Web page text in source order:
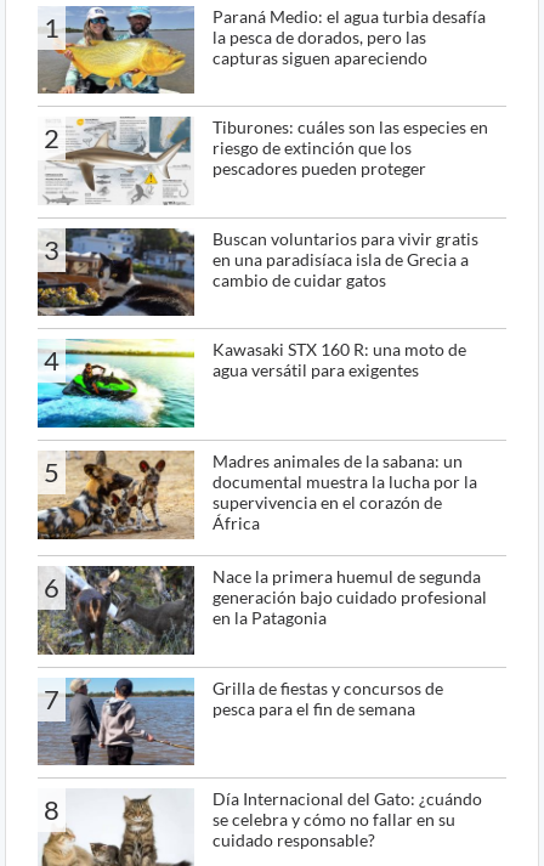
1
Paraná Medio: el agua turbia desafía
la pesca de dorados, pero las
capturas siguen apareciendo
2
Tiburones: cuáles son las especies en
riesgo de extinción que los
pescadores pueden proteger
3
Buscan voluntarios para vivir gratis
en una paradisíaca isla de Grecia a
cambio de cuidar gatos
4
Kawasaki STX 160 R: una moto de
agua versátil para exigentes
5
Madres animales de la sabana: un
documental muestra la lucha por la
supervivencia en el corazón de
África
6
Nace la primera huemul de segunda
generación bajo cuidado profesional
en la Patagonia
7
Grilla de fiestas y concursos de
pesca para el fin de semana
8
Día Internacional del Gato: ¿cuándo
se celebra y cómo no fallar en su
cuidado responsable?